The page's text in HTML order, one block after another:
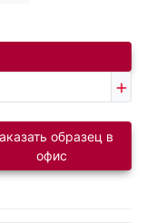
образец в
офис